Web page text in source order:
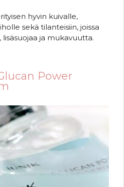
hyvin kuivalle,
sekä tilanteisiin, joissa
ja mukavuutta.
Power